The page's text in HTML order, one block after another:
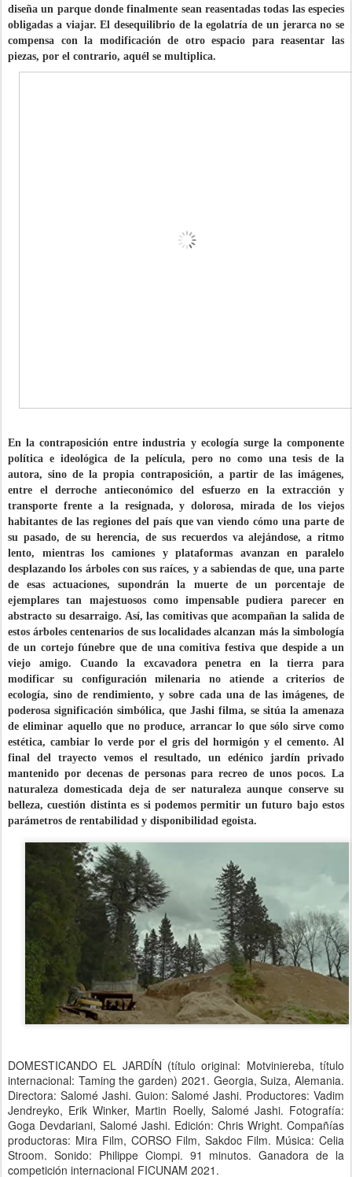
diseña un parque donde finalmente sean reasentadas todas las especies
obligadas a viajar. El desequilibrio de la egolatría de un jerarca no se
compensa con la modificación de otro espacio para reasentar las
piezas, por el contrario, aquél se multiplica.
En la contraposición entre industria y ecología surge la componente
política e ideológica de la película, pero no como una tesis de la
autora, sino de la propia contraposición, a partir de las imágenes,
entre el derroche antieconómico del esfuerzo en la extracción y
transporte frente a la resignada, y dolorosa, mirada de los viejos
habitantes de las regiones del país que van viendo cómo una parte de
su pasado, de su herencia, de sus recuerdos va alejándose, a ritmo
lento, mientras los camiones y plataformas avanzan en paralelo
desplazando los árboles con sus raíces, y a sabiendas de que, una parte
de esas actuaciones, supondrán la muerte de un porcentaje de
ejemplares tan majestuosos como impensable pudiera parecer en
abstracto su desarraigo. Así, las comitivas que acompañan la salida de
estos árboles centenarios de sus localidades alcanzan más la simbología
de un cortejo fúnebre que de una comitiva festiva que despide a un
viejo amigo. Cuando la excavadora penetra en la tierra para
modificar su configuración milenaria no atiende a criterios de
ecología, sino de rendimiento, y sobre cada una de las imágenes, de
poderosa significación simbólica, que Jashi filma, se sitúa la amenaza
de eliminar aquello que no produce, arrancar lo que sólo sirve como
estética, cambiar lo verde por el gris del hormigón y el cemento. Al
final del trayecto vemos el resultado, un edénico jardín privado
mantenido por decenas de personas para recreo de unos pocos. La
naturaleza domesticada deja de ser naturaleza aunque conserve su
belleza, cuestión distinta es si podemos permitir un futuro bajo estos
parámetros de rentabilidad y disponibilidad egoista.
DOMESTICANDO EL JARDÍN (título original: Motviniereba, título
internacional: Taming the garden) 2021. Georgia, Suiza, Alemania.
Directora: Salomé Jashi. Guion: Salomé Jashi. Productores: Vadim
Jendreyko, Erik Winker, Martin Roelly, Salomé Jashi. Fotografía:
Goga Devdariani, Salomé Jashi. Edición: Chris Wright. Compañías
productoras: Mira Film, CORSO Film, Sakdoc Film. Música: Celia
Stroom. Sonido: Philippe Ciompi. 91 minutos. Ganadora de la
competición internacional FICUNAM 2021.